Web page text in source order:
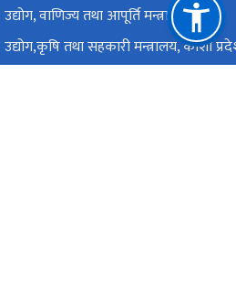
उद्योग, वाणिज्य तथा आपूर्ति मन्त्रालय
उद्योग,कृषि तथा सहकारी मन्त्रालय, कोशी